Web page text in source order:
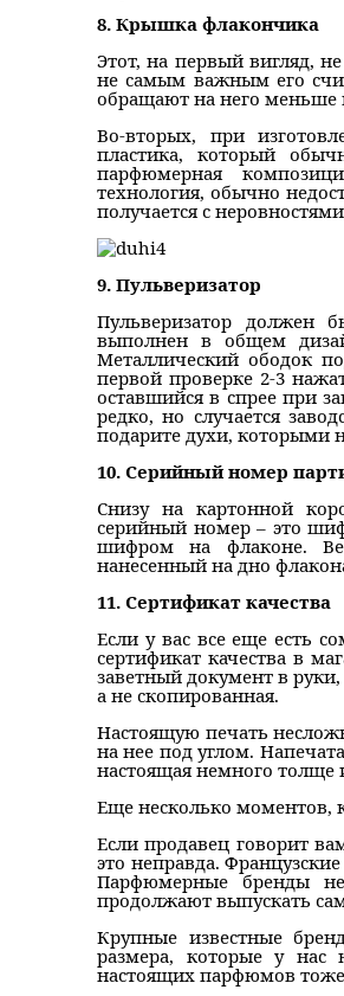
8. Крышка флакончика
Этот, на первый вигляд,
не самым важным его
обращают на него меньше
Во-вторых, при
пластика, который
парфюмерная
технология, обычно
получается с
9. Пульверизатор
Пульверизатор должен
выполнен в общем
Металлический ободок
первой проверке 2-3
оставшийся в спрее при
редко, но случается
подарите духи, которыми
10. Серийный номер
Снизу на картонной
серийный номер – это
шифром на флаконе.
нанесенный на дно
11. Сертификат качества
Если у вас все еще есть
сертификат качества в
заветный документ в
а не скопированная.
Настоящую печать
на нее под углом.
настоящая немного толще
Еще несколько моментов,
Если продавец говорит
это неправда.
Парфюмерные бренды
продолжают выпускать
Крупные известные
размера, которые у
настоящих парфюмов